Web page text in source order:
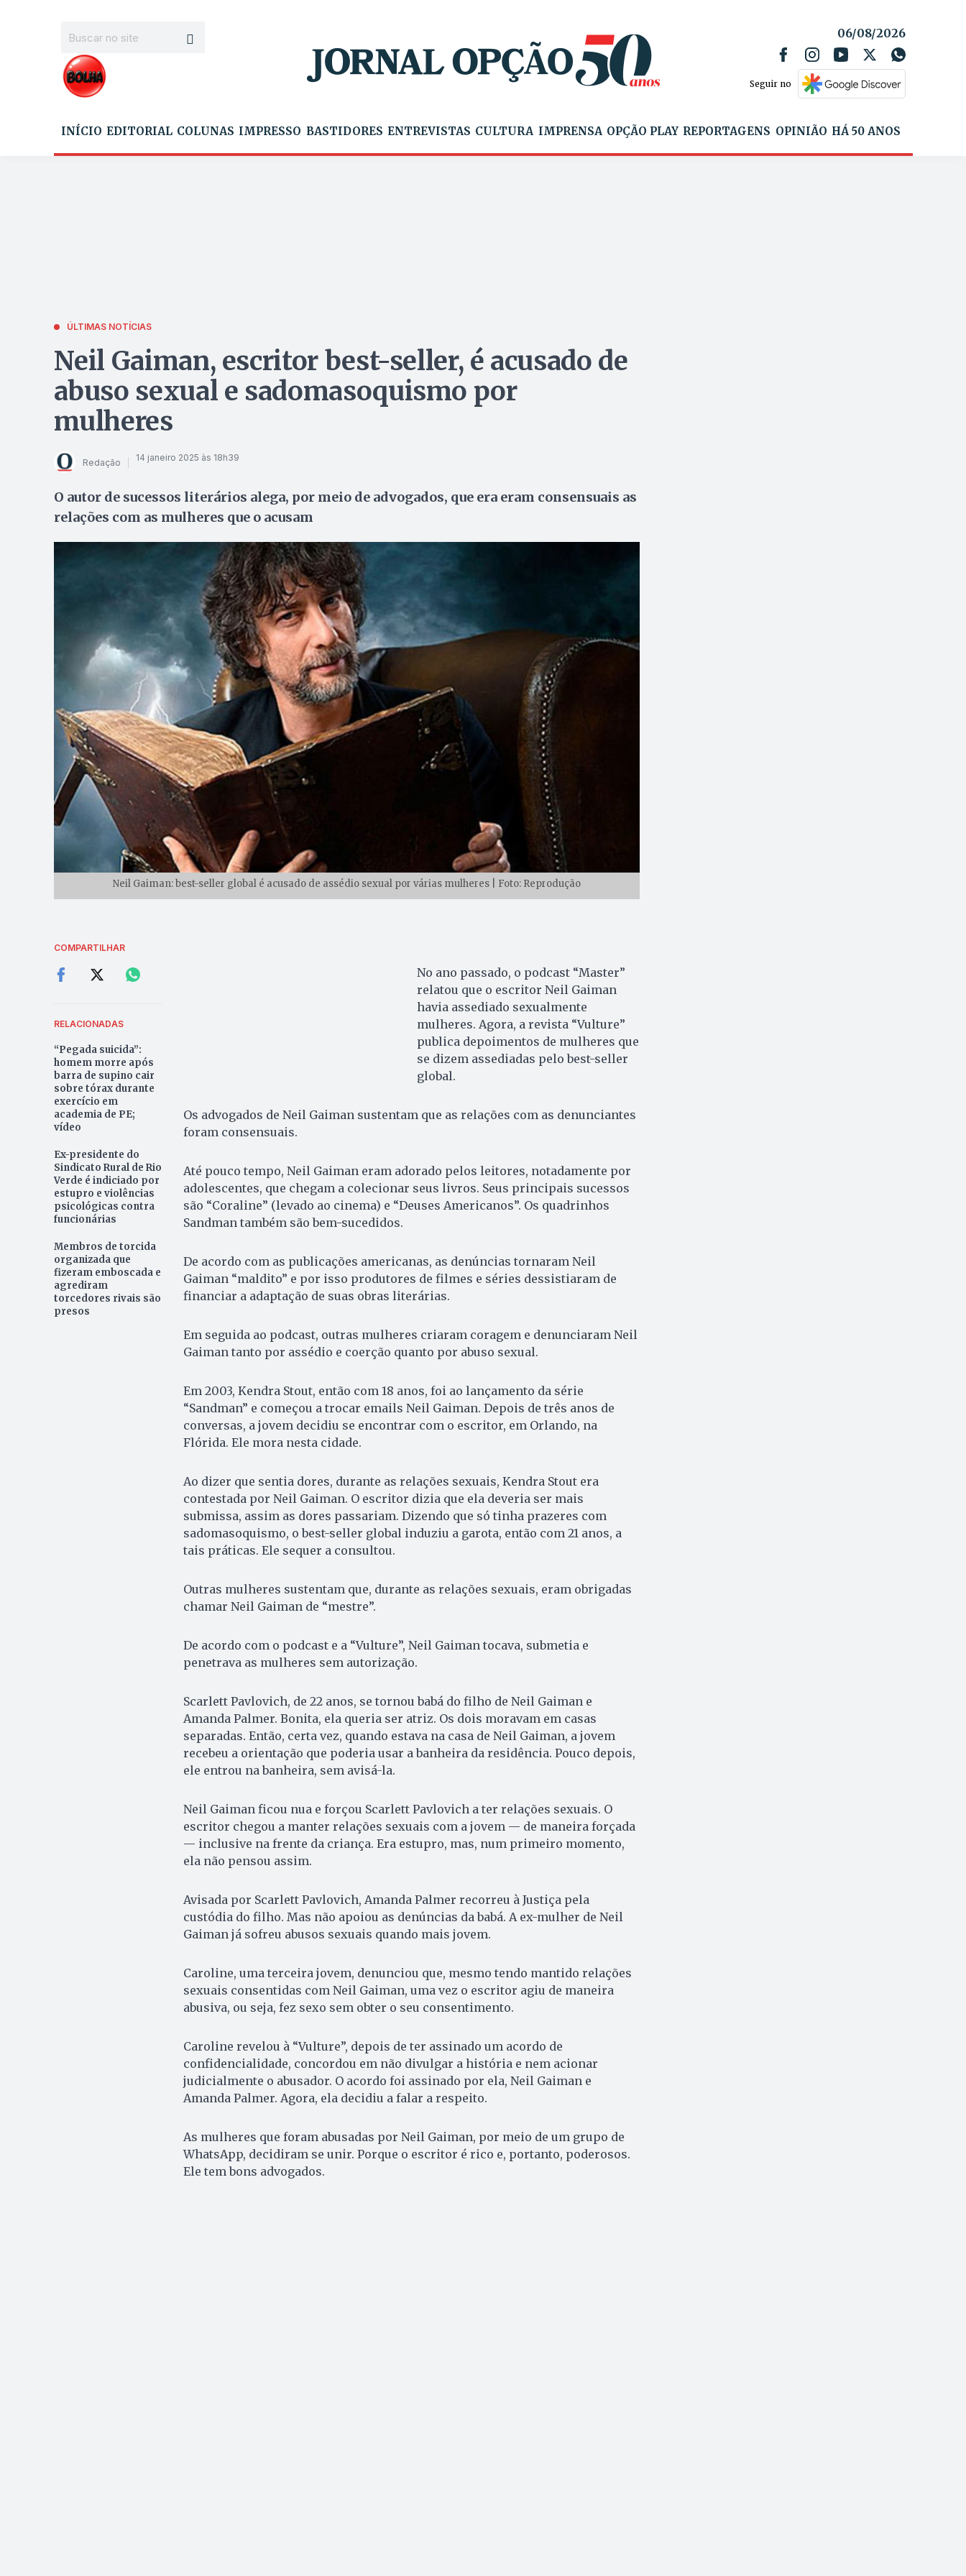
06/08/2026
Seguir no
INÍCIO EDITORIAL COLUNAS IMPRESSO BASTIDORES ENTREVISTAS CULTURA IMPRENSA OPÇÃO PLAY REPORTAGENS OPINIÃO HÁ 50 ANOS
ÚLTIMAS NOTÍCIAS
Neil Gaiman, escritor best-seller, é acusado de
abuso sexual e sadomasoquismo por
mulheres
Redação 14 janeiro 2025 às 18h39
O autor de sucessos literários alega, por meio de advogados, que era eram consensuais as
relações com as mulheres que o acusam
Neil Gaiman: best-seller global é acusado de assédio sexual por várias mulheres | Foto: Reprodução
COMPARTILHAR
RELACIONADAS
“Pegada suicida”:
homem morre após
barra de supino cair
sobre tórax durante
exercício em
academia de PE;
vídeo
Ex-presidente do
Sindicato Rural de Rio
Verde é indiciado por
estupro e violências
psicológicas contra
funcionárias
Membros de torcida
organizada que
fizeram emboscada e
agrediram
torcedores rivais são
presos
No ano passado, o podcast “Master”
relatou que o escritor Neil Gaiman
havia assediado sexualmente
mulheres. Agora, a revista “Vulture”
publica depoimentos de mulheres que
se dizem assediadas pelo best-seller
global.
Os advogados de Neil Gaiman sustentam que as relações com as denunciantes
foram consensuais.
Até pouco tempo, Neil Gaiman eram adorado pelos leitores, notadamente por
adolescentes, que chegam a colecionar seus livros. Seus principais sucessos
são “Coraline” (levado ao cinema) e “Deuses Americanos”. Os quadrinhos
Sandman também são bem-sucedidos.
De acordo com as publicações americanas, as denúncias tornaram Neil
Gaiman “maldito” e por isso produtores de filmes e séries dessistiaram de
financiar a adaptação de suas obras literárias.
Em seguida ao podcast, outras mulheres criaram coragem e denunciaram Neil
Gaiman tanto por assédio e coerção quanto por abuso sexual.
Em 2003, Kendra Stout, então com 18 anos, foi ao lançamento da série
“Sandman” e começou a trocar emails Neil Gaiman. Depois de três anos de
conversas, a jovem decidiu se encontrar com o escritor, em Orlando, na
Flórida. Ele mora nesta cidade.
Ao dizer que sentia dores, durante as relações sexuais, Kendra Stout era
contestada por Neil Gaiman. O escritor dizia que ela deveria ser mais
submissa, assim as dores passariam. Dizendo que só tinha prazeres com
sadomasoquismo, o best-seller global induziu a garota, então com 21 anos, a
tais práticas. Ele sequer a consultou.
Outras mulheres sustentam que, durante as relações sexuais, eram obrigadas
chamar Neil Gaiman de “mestre”.
De acordo com o podcast e a “Vulture”, Neil Gaiman tocava, submetia e
penetrava as mulheres sem autorização.
Scarlett Pavlovich, de 22 anos, se tornou babá do filho de Neil Gaiman e
Amanda Palmer. Bonita, ela queria ser atriz. Os dois moravam em casas
separadas. Então, certa vez, quando estava na casa de Neil Gaiman, a jovem
recebeu a orientação que poderia usar a banheira da residência. Pouco depois,
ele entrou na banheira, sem avisá-la.
Neil Gaiman ficou nua e forçou Scarlett Pavlovich a ter relações sexuais. O
escritor chegou a manter relações sexuais com a jovem — de maneira forçada
— inclusive na frente da criança. Era estupro, mas, num primeiro momento,
ela não pensou assim.
Avisada por Scarlett Pavlovich, Amanda Palmer recorreu à Justiça pela
custódia do filho. Mas não apoiou as denúncias da babá. A ex-mulher de Neil
Gaiman já sofreu abusos sexuais quando mais jovem.
Caroline, uma terceira jovem, denunciou que, mesmo tendo mantido relações
sexuais consentidas com Neil Gaiman, uma vez o escritor agiu de maneira
abusiva, ou seja, fez sexo sem obter o seu consentimento.
Caroline revelou à “Vulture”, depois de ter assinado um acordo de
confidencialidade, concordou em não divulgar a história e nem acionar
judicialmente o abusador. O acordo foi assinado por ela, Neil Gaiman e
Amanda Palmer. Agora, ela decidiu a falar a respeito.
As mulheres que foram abusadas por Neil Gaiman, por meio de um grupo de
WhatsApp, decidiram se unir. Porque o escritor é rico e, portanto, poderosos.
Ele tem bons advogados.